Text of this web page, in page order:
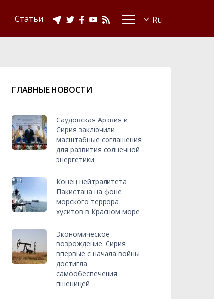
Статьи
ГЛАВНЫЕ НОВОСТИ
Саудовская Аравия и
Сирия заключили
масштабные соглашения
для развития солнечной
энергетики
Конец нейтралитета
Пакистана на фоне
морского террора
хуситов в Красном море
Экономическое
возрождение: Сирия
впервые с начала войны
достигла
самообеспечения
пшеницей